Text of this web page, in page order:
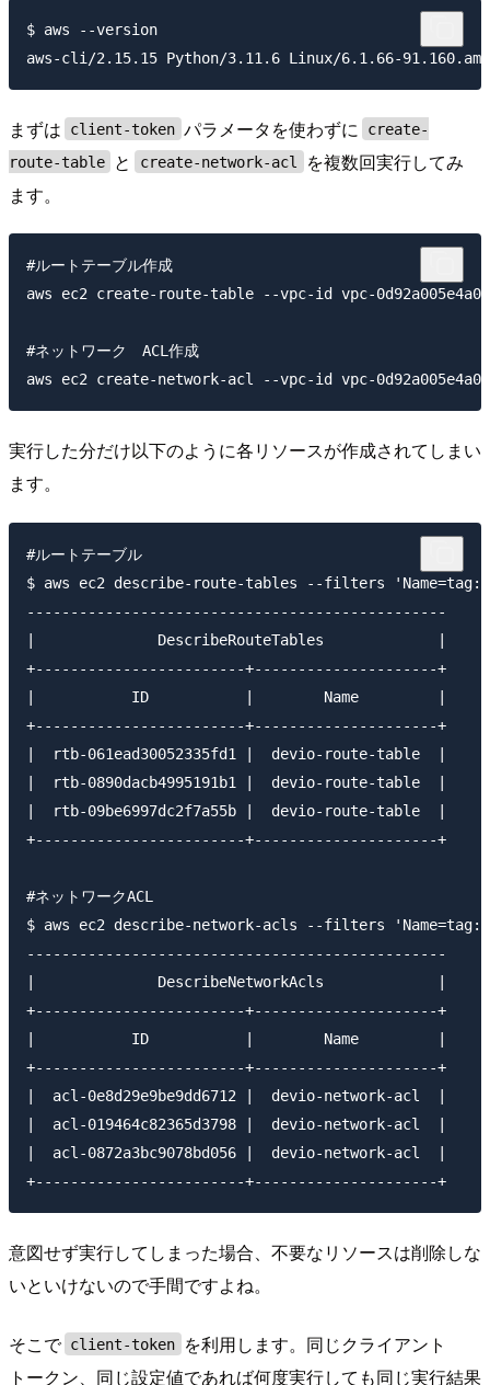
$ aws --version
まずは client-token パラメータを使わずに
create-
route-table
と create-network-acl
を複数回実行してみ
ます。
#ルートテーブル作成
aws ec2 create-route-table --vpc-id vpc-
#ネットワーク　ACL作成
実行した分だけ以下のように各リソースが作成されてしまい
ます。
#ルートテーブル
$ aws ec2 describe-route-tables --filters
------------------------------------------------
|              DescribeRouteTables             |
+------------------------+---------------------+
|           ID           |        Name         |
+------------------------+---------------------+
|  rtb-061ead30052335fd1 |  devio-route-table  |
|  rtb-0890dacb4995191b1 |  devio-route-table  |
|  rtb-09be6997dc2f7a55b |  devio-route-table  |
+------------------------+---------------------+
#ネットワークACL
$ aws ec2 describe-network-acls --filters
------------------------------------------------
|              DescribeNetworkAcls             |
+------------------------+---------------------+
|           ID           |        Name         |
+------------------------+---------------------+
|  acl-0e8d29e9be9dd6712 |  devio-network-acl  |
|  acl-019464c82365d3798 |  devio-network-acl  |
|  acl-0872a3bc9078bd056 |  devio-network-acl  |
意図せず実行してしまった場合、不要なリソースは削除しな
いといけないので手間ですよね。
そこで client-token
を利用します。同じクライアント
トークン、同じ設定値であれば何度実行しても同じ実行結果